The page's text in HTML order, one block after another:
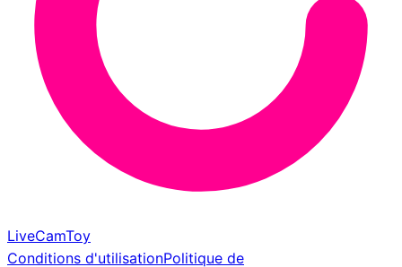
LiveCamToy
Conditions d'utilisationPolitique de